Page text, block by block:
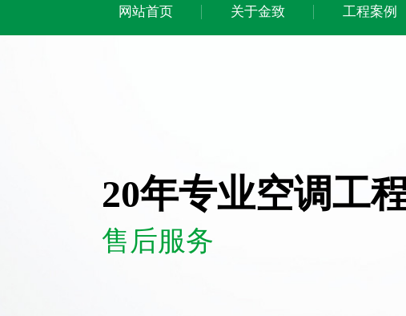
网站首页 关于金致 工程案例
企业文化
品牌授权
商业办公工程案例 商业办
20年专业空调工
售后服务